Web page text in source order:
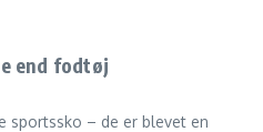
end fodtøj
sportssko – de er blevet en